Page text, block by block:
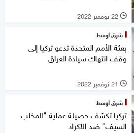
l 22 نوفمبر 2022
شرق أوسط
بعثة الأمم المتحدة تدعو تركيا إلى
وقف انتهاك سيادة العراق
l 21 نوفمبر 2022
شرق أوسط
تركيا تكشف حصيلة عملية "المخلب
السيف" ضد الأكراد